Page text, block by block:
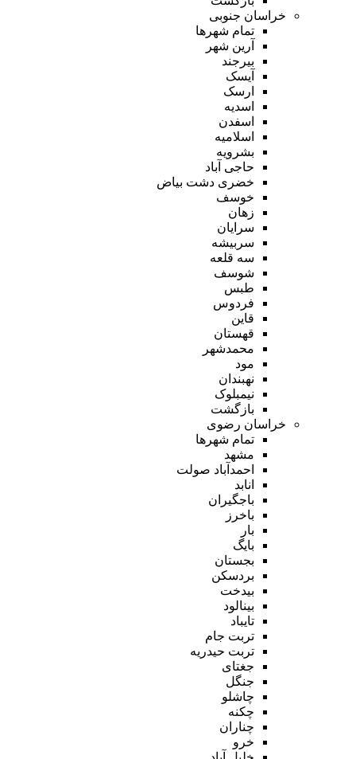
خراسان جنوبی
تمام شهر‌ها
آرین شهر
بیرجند
آیسک
ارسک
اسدیه
اسفدن
اسلامیه
بشرویه
حاجی آباد
خضری دشت بیاض
خوسف
زهان
سرایان
سربیشه
سه قلعه
شوسف
طبس
فردوس
قاین
قهستان
محمدشهر
مود
نهبندان
نیمبلوک
بازگشت
خراسان رضوی
تمام شهر‌ها
مشهد
احمدآباد صولت
انابد
باجگیران
باخرز
بار
بایگ
بجستان
بردسکن
بیدخت
بینالود
تایباد
تربت جام
تربت حیدریه
جغتای
جنگل
چاشلو
چکنه
چناران
خرو